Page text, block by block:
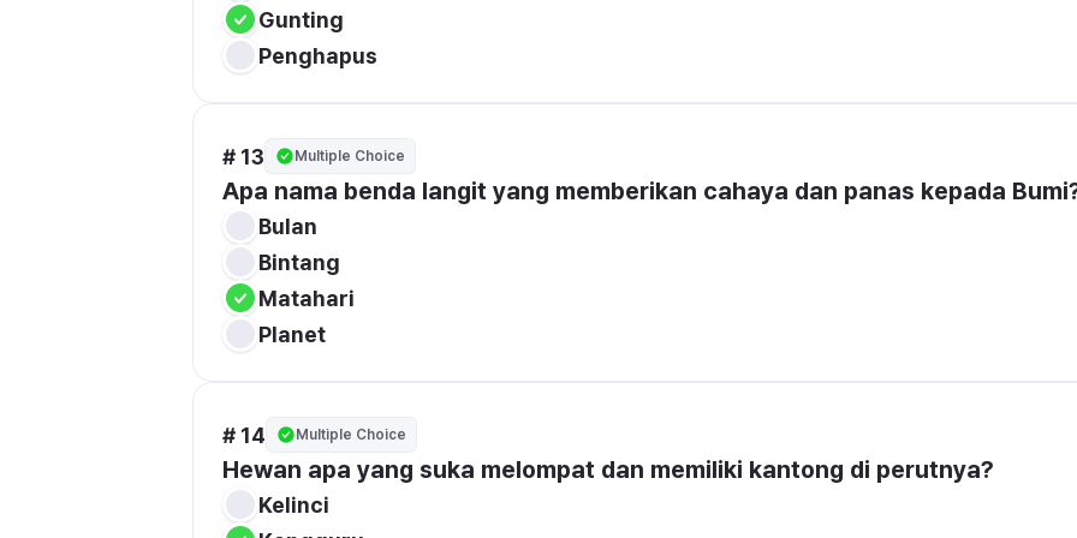
Gunting
Penghapus
# 13 Multiple Choice
Apa nama benda langit yang memberikan cahaya dan panas kepada
Bulan
Bintang
Matahari
Planet
# 14 Multiple Choice
Hewan apa yang suka melompat dan memiliki kantong di perutnya?
Kelinci